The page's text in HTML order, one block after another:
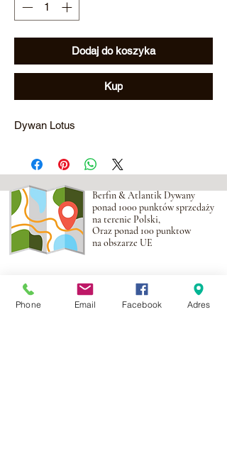
Dodaj do koszyka
Kup
Dywan Lotus
Berfin & Atlantik Dywany
ponad 1000 punktów sprzedaży
na terenie Polski,
Oraz ponad 100 punktow
na obszarze UE
Al. Krakowska 2,
Wola Mrokowska 05-552
Phone Email Facebook Adres